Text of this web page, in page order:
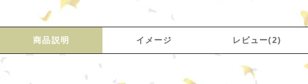
商品説明 イメージ レビュー(2)